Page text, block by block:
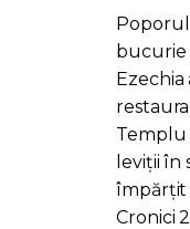
Poporul
bucurie
Templu
leviții în
împărțit
Cronici